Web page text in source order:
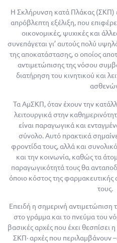
Η Σκλήρυνση κατά Πλάκας (ΣΚΠ)
απρόβλεπτη εξέλιξη, που
οικονομικές, ψυχικές και
συνεπάγεται γι’ αυτούς πολύ
της αποκατάστασης, ο οποίος
αντιμετώπισης της νόσου
διατήρηση του κινητικού και
Τα ΑμΣΚΠ, όταν έχουν την
λειτουργικά στην
είναι παραγωγικά και
σύνολο. Αυτό πρακτικά
φροντίδα τους, αλλά και
και την κοινωνία, καθώς τα
παραγωγικότητά τους θα
όποιο κόστος της φαρμακευτικής
τους.
Επειδή η σημερινή αντιμετώπιση
στο γράμμα και το πνεύμα του
βασικές αρχές που έχει θεσπίσει
ΣΚΠ· αρχές που περιλαμβάνουν